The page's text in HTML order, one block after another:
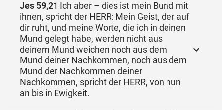
Jes 59,21 Ich aber – dies ist mein Bund mit
ihnen, spricht der HERR: Mein Geist, der auf
dir ruht, und meine Worte, die ich in deinen
Mund gelegt habe, werden nicht aus
deinem Mund weichen noch aus dem
Mund deiner Nachkommen, noch aus dem
Mund der Nachkommen deiner
Nachkommen, spricht der HERR, von nun
an bis in Ewigkeit.